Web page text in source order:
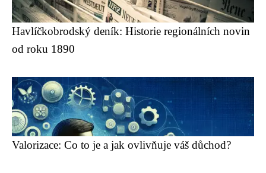
Havlíčkobrodský deník: Historie regionálních novin
od roku 1890
Valorizace: Co to je a jak ovlivňuje váš důchod?